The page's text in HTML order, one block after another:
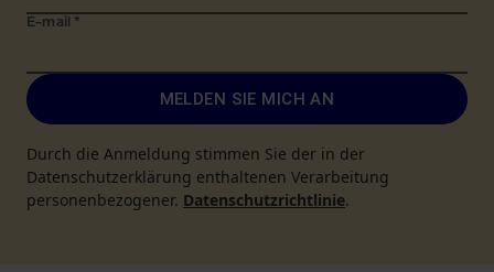
E-mail *
MELDEN SIE MICH AN
Durch die Anmeldung stimmen Sie der in der
Datenschutzerklärung enthaltenen Verarbeitung
personenbezogener. Datenschutzrichtlinie.